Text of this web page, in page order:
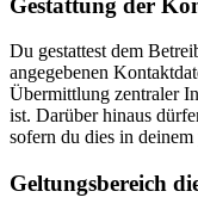
Gestattung der
Du gestattest dem
angegebenen
Übermittlung zentraler
ist. Darüber hinaus
sofern du dies in
Geltungsbereich